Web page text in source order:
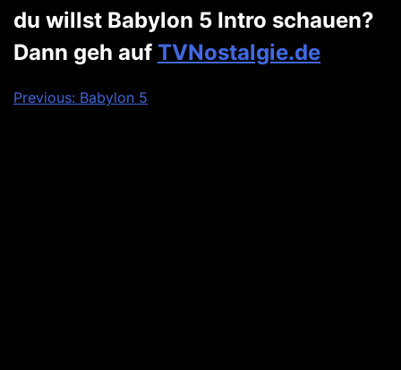
du willst Babylon 5 Intro schauen?
Dann geh auf TVNostalgie.de
Beitragsnavigation
Previous: Babylon 5